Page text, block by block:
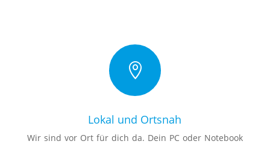

Lokal und Ortsnah
Wir sind vor Ort für dich da. Dein PC oder Notebook